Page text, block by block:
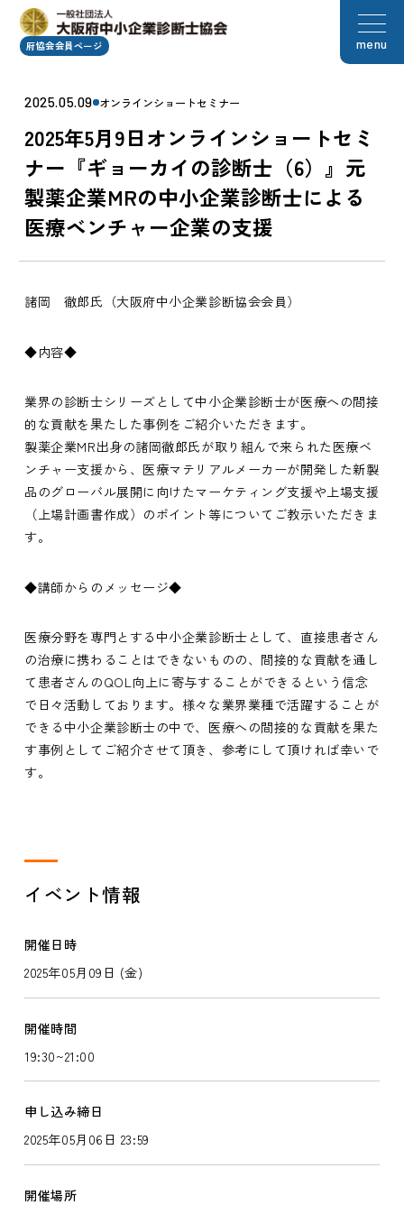
府協会会員ページ menu
2025.05.09 オンラインショートセミナー
2025年5月9日オンラインショートセミ
ナー『ギョーカイの診断士（6）』元
製薬企業MRの中小企業診断士による
医療ベンチャー企業の支援
諸岡 徹郎氏（大阪府中小企業診断協会会員）
◆内容◆
業界の診断士シリーズとして中小企業診断士が医療への間接
的な貢献を果たした事例をご紹介いただきます。
製薬企業MR出身の諸岡徹郎氏が取り組んで来られた医療ベ
ンチャー支援から、医療マテリアルメーカーが開発した新製
品のグローバル展開に向けたマーケティング支援や上場支援
（上場計画書作成）のポイント等についてご教示いただきま
す。
◆講師からのメッセージ◆
医療分野を専門とする中小企業診断士として、直接患者さん
の治療に携わることはできないものの、間接的な貢献を通し
て患者さんのQOL向上に寄与することができるという信念
で日々活動しております。 様々な業界業種で活躍することが
できる中小企業診断士の中で、医療への間接的な貢献を果た
す事例としてご紹介させて頂き、参考にして頂ければ幸いで
す。
イベント情報
開催日時
2025年05月09日 (金)
開催時間
19:30~21:00
申し込み締日
2025年05月06日 23:59
開催場所